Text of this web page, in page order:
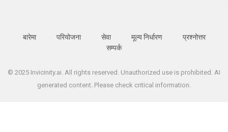
बारेमा परियोजना सेवा मूल्य निर्धारण
प्रश्नोत्तर
सम्पर्क
© 2025 Invicinity.ai. All rights reserved. Unauthorized use is prohibited. AI
generated content. Please check critical information.